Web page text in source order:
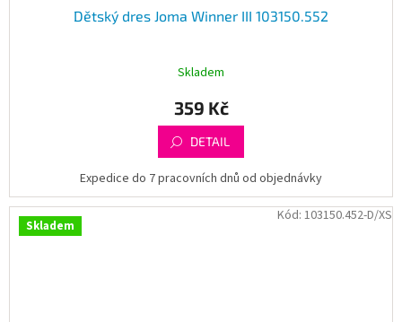
Dětský dres Joma Winner III 103150.552
Skladem
359 Kč
DETAIL
Expedice do 7 pracovních dnů od objednávky
Skladem
Kód: 103150.452-D/XS